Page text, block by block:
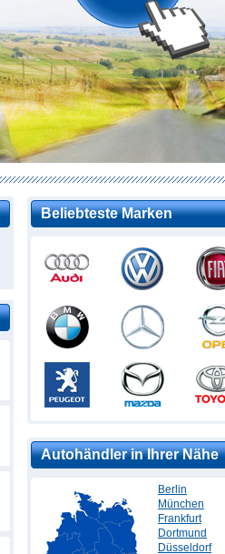
Beliebteste Marken
Autohändler in Ihrer Nähe
Berlin
München
Frankfurt
Dortmund
Düsseldorf